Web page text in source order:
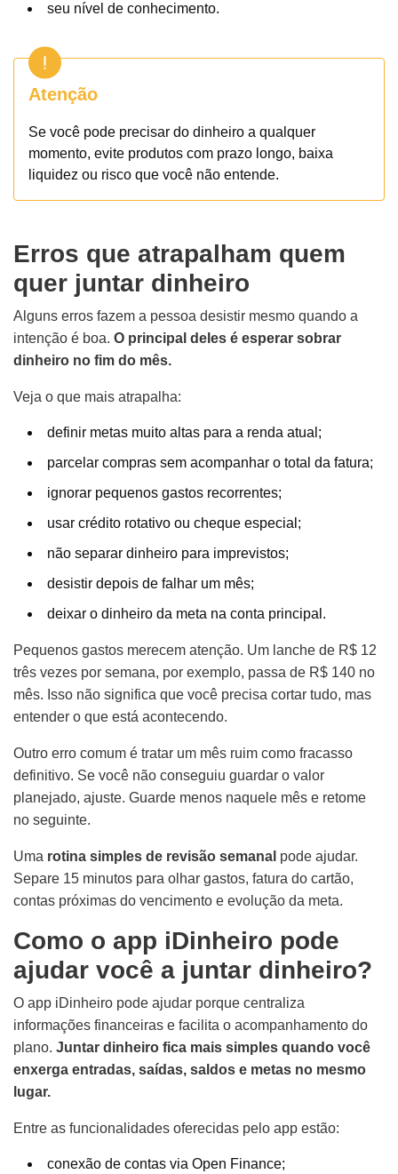
seu nível de conhecimento.
Atenção
Se você pode precisar do dinheiro a qualquer
momento, evite produtos com prazo longo, baixa
liquidez ou risco que você não entende.
Erros que atrapalham quem
quer juntar dinheiro
Alguns erros fazem a pessoa desistir mesmo quando a
intenção é boa. O principal deles é esperar sobrar
dinheiro no fim do mês.
Veja o que mais atrapalha:
definir metas muito altas para a renda atual;
parcelar compras sem acompanhar o total da fatura;
ignorar pequenos gastos recorrentes;
usar crédito rotativo ou cheque especial;
não separar dinheiro para imprevistos;
desistir depois de falhar um mês;
deixar o dinheiro da meta na conta principal.
Pequenos gastos merecem atenção. Um lanche de R$ 12
três vezes por semana, por exemplo, passa de R$ 140 no
mês. Isso não significa que você precisa cortar tudo, mas
entender o que está acontecendo.
Outro erro comum é tratar um mês ruim como fracasso
definitivo. Se você não conseguiu guardar o valor
planejado, ajuste. Guarde menos naquele mês e retome
no seguinte.
Uma rotina simples de revisão semanal pode ajudar.
Separe 15 minutos para olhar gastos, fatura do cartão,
contas próximas do vencimento e evolução da meta.
Como o app iDinheiro pode
ajudar você a juntar dinheiro?
O app iDinheiro pode ajudar porque centraliza
informações financeiras e facilita o acompanhamento do
plano. Juntar dinheiro fica mais simples quando você
enxerga entradas, saídas, saldos e metas no mesmo
lugar.
Entre as funcionalidades oferecidas pelo app estão:
conexão de contas via Open Finance;